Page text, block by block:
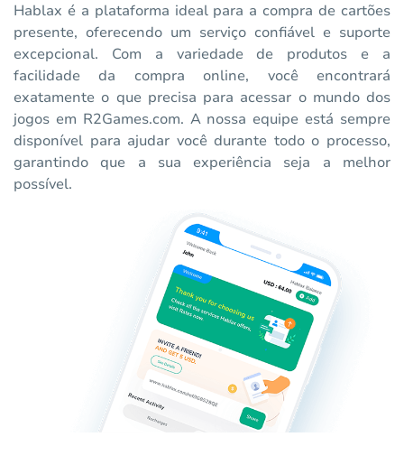
Hablax é a plataforma ideal para a compra de cartões
presente, oferecendo um serviço confiável e suporte
excepcional. Com a variedade de produtos e a
facilidade da compra online, você encontrará
exatamente o que precisa para acessar o mundo dos
jogos em R2Games.com. A nossa equipe está sempre
disponível para ajudar você durante todo o processo,
garantindo que a sua experiência seja a melhor
possível.